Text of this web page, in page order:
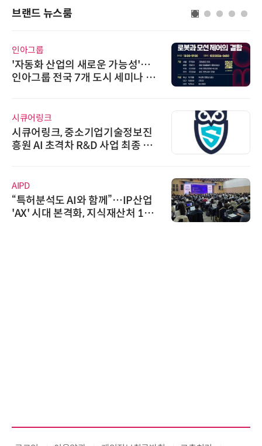
브랜드 뉴스룸
인아그룹
'자동화 산업의 새로운 가능성'…
인아그룹 전국 7개 도시 세미나 페
시큐어링크
시큐어링크, 중소기업기술정보진
흥원 AI 초격차 R&D 사업 최종 선
AIPD
“특허분석도 AI와 함께”…IP산업
'AX' 시대 본격화, 지식재산처 1호